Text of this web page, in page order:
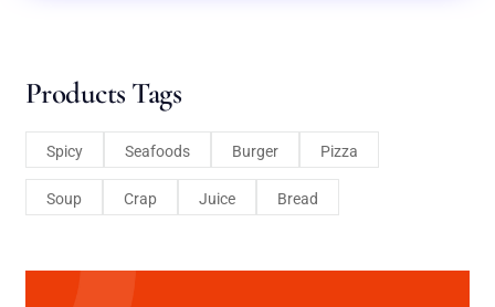
Products Tags
Spicy Seafoods Burger Pizza
Soup Crap Juice Bread